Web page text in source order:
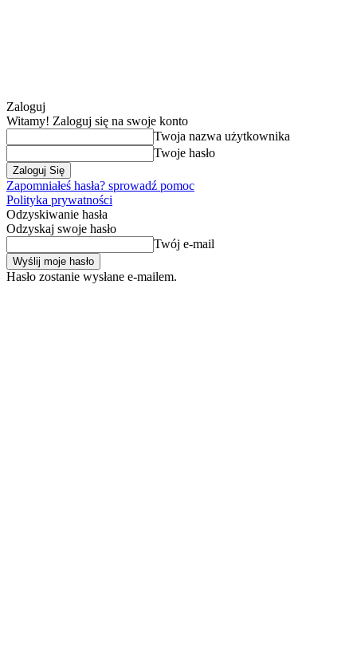
Zaloguj
Witamy! Zaloguj się na swoje konto
Twoja nazwa użytkownika
Twoje hasło
Zapomniałeś hasła? sprowadź pomoc
Polityka prywatności
Odzyskiwanie hasła
Odzyskaj swoje hasło
Twój e-mail
Hasło zostanie wysłane e-mailem.